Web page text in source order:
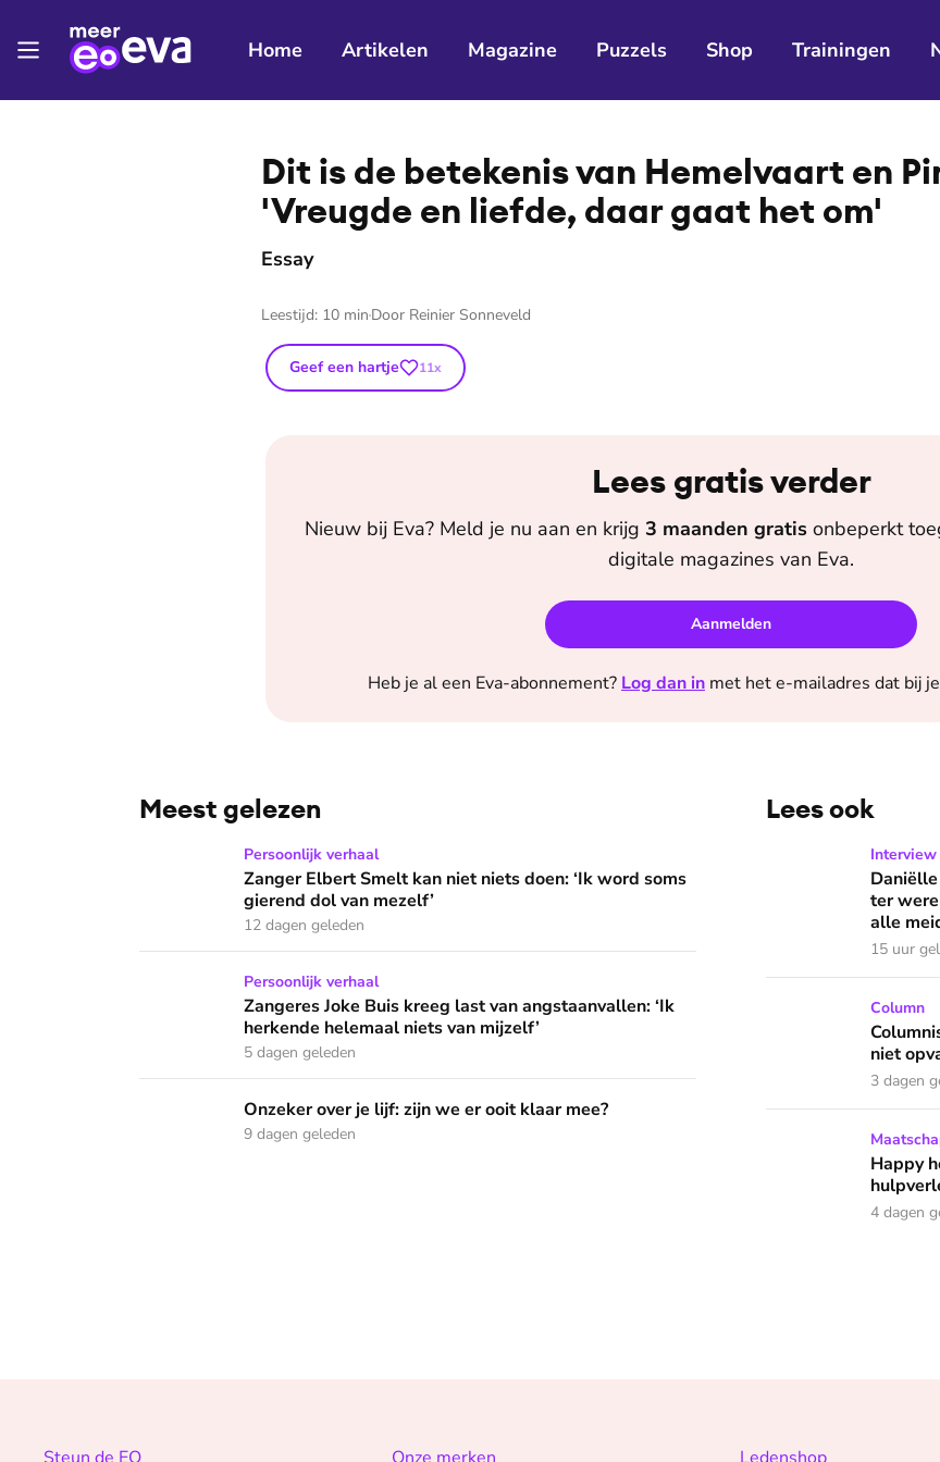
Home Artikelen Magazine Puzzels Shop Trainingen
Dit is de betekenis van Hemelvaart en
'Vreugde en liefde, daar gaat het om'
Essay
Leestijd: 10 min Door Reinier Sonneveld
Geef een hartje 11x
Lees gratis verder
Nieuw bij Eva? Meld je nu aan en krijg 3 maanden gratis onbeperkt
digitale magazines van Eva.
Aanmelden
Heb je al een Eva-abonnement? Log dan in met het e-mailadres dat bij
Meest gelezen
Zanger Elbert Smelt kan niet niets doen: ‘Ik word soms gierend dol van mezelf’
Persoonlijk verhaal
Zanger Elbert Smelt kan niet niets doen: ‘Ik word soms
gierend dol van mezelf’
12 dagen geleden
Zangeres Joke Buis kreeg last van angstaanvallen: ‘Ik herkende helemaal niets van mijzelf’
Persoonlijk verhaal
Zangeres Joke Buis kreeg last van angstaanvallen: ‘Ik
herkende helemaal niets van mijzelf’
5 dagen geleden
Onzeker over je lijf: zijn we er ooit klaar mee?
Onzeker over je lijf: zijn we er ooit klaar mee?
9 dagen geleden
Lees ook
Daniëlle vanInterview
ter
alle
15 uur
Columnist Miloe is
Column
niet
3 dagen
Happy hookers?
Happy
4 dagen